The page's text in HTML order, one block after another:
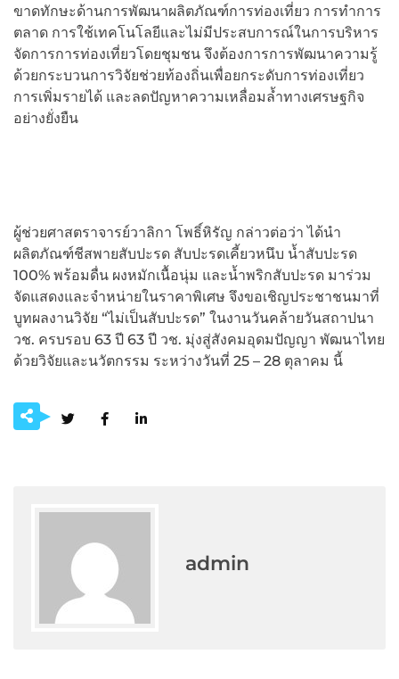
ขาดทักษะด้านการพัฒนาผลิตภัณฑ์การท่องเที่ยว การทำการ
ตลาด การใช้เทคโนโลยีและไม่มีประสบการณ์ในการบริหาร
จัดการการท่องเที่ยวโดยชุมชน จึงต้องการการพัฒนาความรู้
ด้วยกระบวนการวิจัยช่วยท้องถิ่นเพื่อยกระดับการท่องเที่ยว
การเพิ่มรายได้ และลดปัญหาความเหลื่อมล้ำทางเศรษฐกิจ
อย่างยั่งยืน
ผู้ช่วยศาสตราจารย์วาลิกา โพธิ์หิรัญ กล่าวต่อว่า ได้นำ
ผลิตภัณฑ์ชีสพายสับปะรด สับปะรดเคี้ยวหนึบ น้ำสับปะรด
100% พร้อมดื่น ผงหมักเนื้อนุ่ม และน้ำพริกสับปะรด มาร่วม
จัดแสดงและจำหน่ายในราคาพิเศษ จึงขอเชิญประชาชนมาที่
บูทผลงานวิจัย “ไม่เป็นสับปะรด” ในงานวันคล้ายวันสถาปนา
วช. ครบรอบ 63 ปี 63 ปี วช. มุ่งสู่สังคมอุดมปัญญา พัฒนาไทย
ด้วยวิจัยและนวัตกรรม ระหว่างวันที่ 25 – 28 ตุลาคม นี้
admin